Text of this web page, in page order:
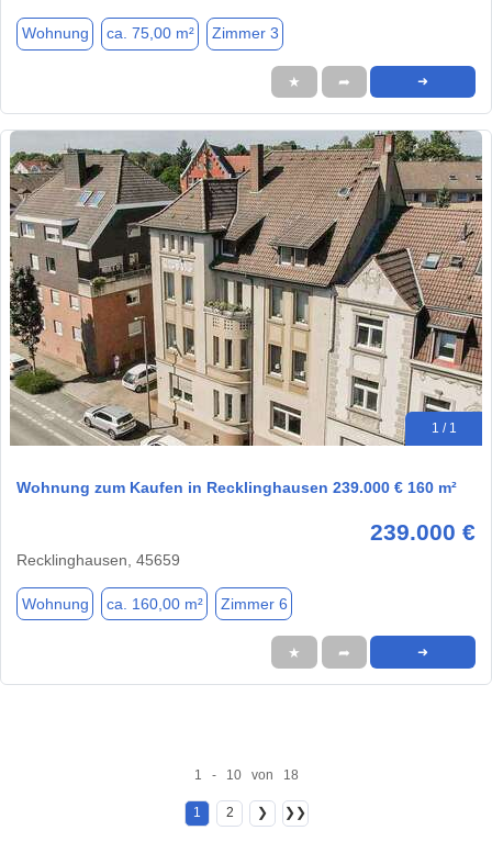
Wohnung ca. 75,00 m² Zimmer 3
★ ➦ ➜
1 / 1
Wohnung zum Kaufen in Recklinghausen 239.000 € 160 m²
239.000 €
Recklinghausen, 45659
Wohnung ca. 160,00 m² Zimmer 6
★ ➦ ➜
1 - 10 von 18
1 2 ❯ ❯❯